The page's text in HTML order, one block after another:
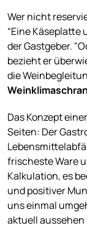
Wer nicht
“Eine Käseplatte
der Gastgeber.
bezieht er
die
Das Konzept einer
Seiten: Der
frischeste Ware
Kalkulation, es
und positiver
uns einmal
aktuell